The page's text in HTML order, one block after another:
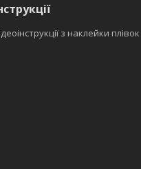
з наклейки плівок